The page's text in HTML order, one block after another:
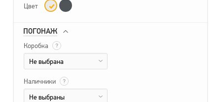
Цвет
ПОГОНАЖ
Коробка ?
Не выбрана
Наличники ?
Не выбраны